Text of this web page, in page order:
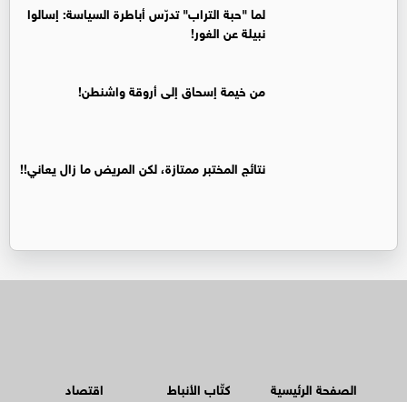
لما "حبة التراب" تدرّس أباطرة السياسة: إسالوا
نبيلة عن الغور!
من خيمة إسحاق إلى أروقة واشنطن!
نتائج المختبر ممتازة، لكن المريض ما زال يعاني!!
الصفحة الرئيسية
كتّاب الأنباط
اقتصاد